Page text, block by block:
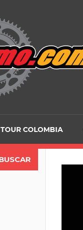
TOUR COLOMBIA